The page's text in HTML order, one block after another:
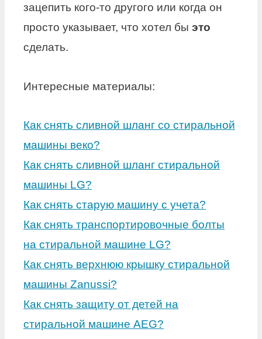
зацепить кого-то другого или когда он
просто указывает, что хотел бы это
сделать.
Интересные материалы:
Как снять сливной шланг со стиральной
машины веко?
Как снять сливной шланг стиральной
машины LG?
Как снять старую машину с учета?
Как снять транспортировочные болты
на стиральной машине LG?
Как снять верхнюю крышку стиральной
машины Zanussi?
Как снять защиту от детей на
стиральной машине AEG?